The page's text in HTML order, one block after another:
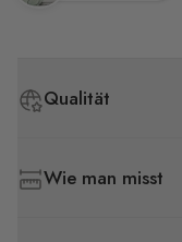
Qualität
Wie man misst